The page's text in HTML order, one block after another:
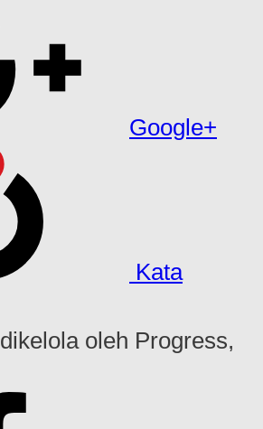
Google+
Kata
dikelola oleh Progress,